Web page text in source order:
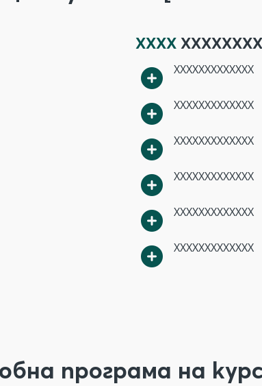
XXXX
XXXXXXXXXXXXX
XXXXXXXXXXXXX
XXXXXXXXXXXXX
XXXXXXXXXXXXX
XXXXXXXXXXXXX
XXXXXXXXXXXXX
програма на